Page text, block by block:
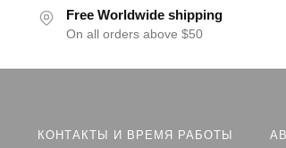
Free Worldwide shipping
On all orders above $50
КОНТАКТЫ И ВРЕМЯ РАБОТЫ